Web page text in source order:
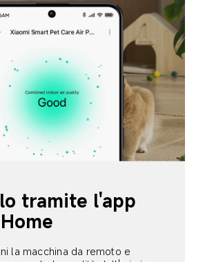
tramite l'app
la macchina da remoto e